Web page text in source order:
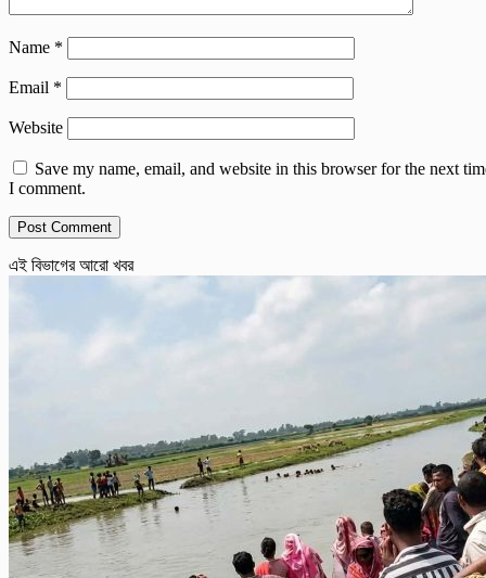
Name *
Email *
Website
Save my name, email, and website in this browser for the next
I comment.
এই বিভাগের আরো খবর